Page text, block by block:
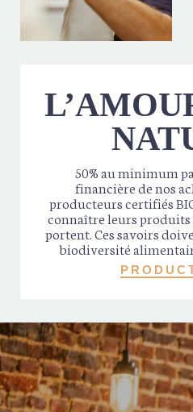
50% au minimum
financière de nos
producteurs certifiés
connaître leurs produits
portent. Ces savoirs
biodiversité